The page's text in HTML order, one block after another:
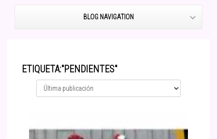
BLOG NAVIGATION
ETIQUETA:"PENDIENTES"